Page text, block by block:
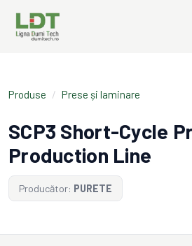
Produse / Prese și laminare
SCP3 Short-Cycle
Production Line
Producător: PURETE